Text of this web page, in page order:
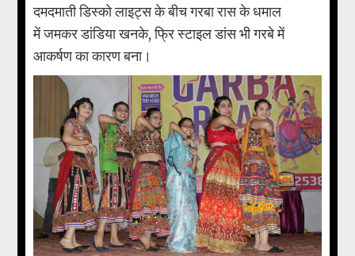
दमदमाती डिस्को लाइट्स के बीच गरबा रास के धमाल
में जमकर डांडिया खनके, फ्रि स्टाइल डांस भी गरबे में
आकर्षण का कारण बना।